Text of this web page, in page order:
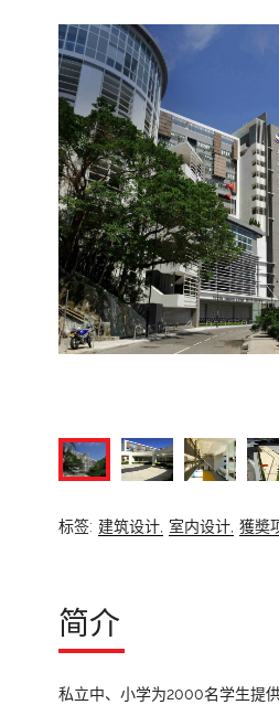
标签: 建筑设计, 室内设计, 獲奬
简介
私立中、小学为2000名学生提